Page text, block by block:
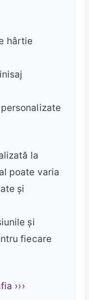
hârtie
la
poate varia
și
și
fiecare
›››